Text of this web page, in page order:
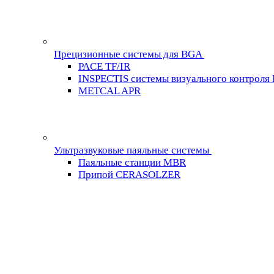
Прецизионные системы для BGA
PACE TF/IR
INSPECTIS системы визуального контроля
METCAL APR
Ультразвуковые паяльные системы
Паяльные станции MBR
Припой CERASOLZER